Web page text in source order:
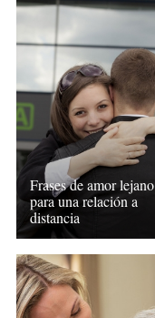
Frases de amor lejano
para una relación a
distancia